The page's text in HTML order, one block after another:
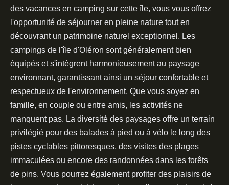
des vacances en camping sur cette île, vous vous offrez
l'opportunité de séjourner en pleine nature tout en
découvrant un patrimoine naturel exceptionnel. Les
campings de l'île d'Oléron sont généralement bien
équipés et s'intègrent harmonieusement au paysage
environnant, garantissant ainsi un séjour confortable et
respectueux de l'environnement. Que vous soyez en
famille, en couple ou entre amis, les activités ne
manquent pas. La diversité des paysages offre un terrain
privilégié pour des balades à pied ou à vélo le long des
pistes cyclables pittoresques, des visites des plages
immaculées ou encore des randonnées dans les forêts
de pins. Vous pourrez également profiter des plaisirs de